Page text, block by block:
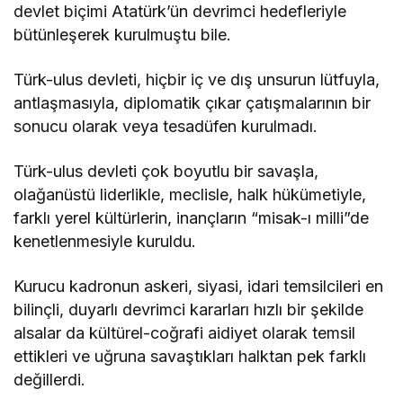
devlet biçimi Atatürk’ün devrimci hedefleriyle
bütünleşerek kurulmuştu bile.
Türk-ulus devleti, hiçbir iç ve dış unsurun lütfuyla,
antlaşmasıyla, diplomatik çıkar çatışmalarının bir
sonucu olarak veya tesadüfen kurulmadı.
Türk-ulus devleti çok boyutlu bir savaşla,
olağanüstü liderlikle, meclisle, halk hükümetiyle,
farklı yerel kültürlerin, inançların “misak-ı milli”de
kenetlenmesiyle kuruldu.
Kurucu kadronun askeri, siyasi, idari temsilcileri en
bilinçli, duyarlı devrimci kararları hızlı bir şekilde
alsalar da kültürel-coğrafi aidiyet olarak temsil
ettikleri ve uğruna savaştıkları halktan pek farklı
değillerdi.